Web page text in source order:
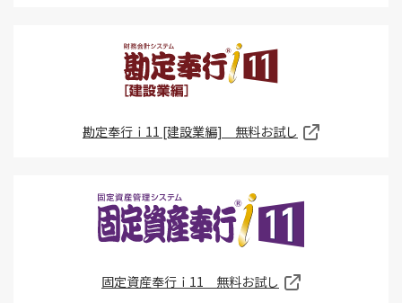
勘定奉行ｉ11 [建設業編] 無料お試し
固定資産奉行ｉ11 無料お試し